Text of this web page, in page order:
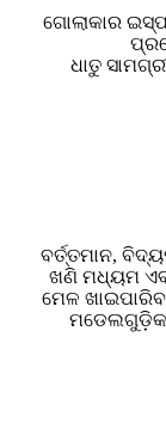
ଗୋଲାକାର
ଧାତୁ
ବର୍ତ୍ତମାନ,
ଖଣି ମଧ୍ୟମ
ମେଳ
ମଡେଲଗୁଡ଼ିକ